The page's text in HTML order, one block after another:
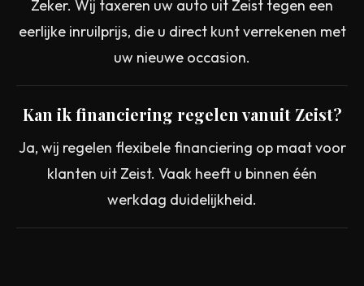
Zeker. Wij taxeren uw auto uit Zeist tegen een
eerlijke inruilprijs, die u direct kunt verrekenen met
uw nieuwe occasion.
Kan ik financiering regelen vanuit Zeist?
Ja, wij regelen flexibele financiering op maat voor
klanten uit Zeist. Vaak heeft u binnen één
werkdag duidelijkheid.